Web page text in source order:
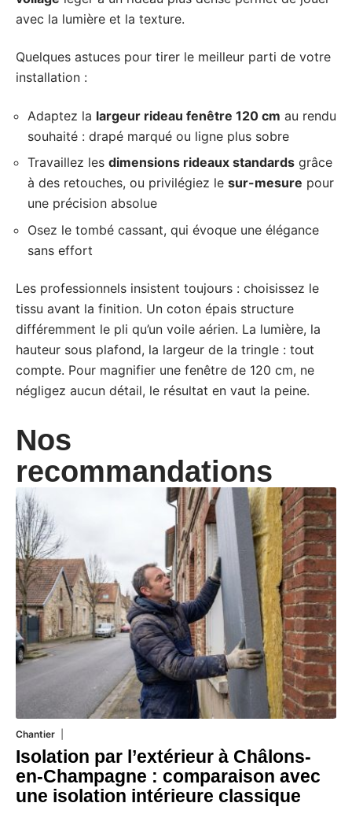
avec la lumière et la texture.
Quelques astuces pour tirer le meilleur parti de votre
installation :
Adaptez la largeur rideau fenêtre 120 cm au rendu
souhaité : drapé marqué ou ligne plus sobre
Travaillez les dimensions rideaux standards grâce
à des retouches, ou privilégiez le sur-mesure pour
une précision absolue
Osez le tombé cassant, qui évoque une élégance
sans effort
Les professionnels insistent toujours : choisissez le
tissu avant la finition. Un coton épais structure
différemment le pli qu’un voile aérien. La lumière, la
hauteur sous plafond, la largeur de la tringle : tout
compte. Pour magnifier une fenêtre de 120 cm, ne
négligez aucun détail, le résultat en vaut la peine.
Nos
recommandations
Chantier
Isolation par l’extérieur à Châlons-
en-Champagne : comparaison avec
une isolation intérieure classique